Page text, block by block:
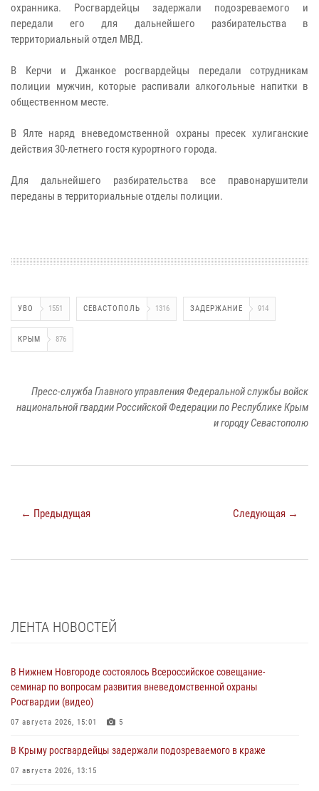
охранника. Росгвардейцы задержали подозреваемого и
передали его для дальнейшего разбирательства в
территориальный отдел МВД.
В Керчи и Джанкое росгвардейцы передали сотрудникам
полиции мужчин, которые распивали алкогольные напитки в
общественном месте.
В Ялте наряд вневедомственной охраны пресек хулиганские
действия 30-летнего гостя курортного города.
Для дальнейшего разбирательства все правонарушители
переданы в территориальные отделы полиции.
УВО 1551 СЕВАСТОПОЛЬ 1316 ЗАДЕРЖАНИЕ 914
КРЫМ 876
Пресс-служба Главного управления Федеральной службы войск
национальной гвардии Российской Федерации по Республике Крым
и городу Севастополю
← Предыдущая Следующая →
ЛЕНТА НОВОСТЕЙ
В Нижнем Новгороде состоялось Всероссийское совещание-
семинар по вопросам развития вневедомственной охраны
Росгвардии (видео)
07 августа 2026, 15:01 5
В Крыму росгвардейцы задержали подозреваемого в краже
07 августа 2026, 13:15